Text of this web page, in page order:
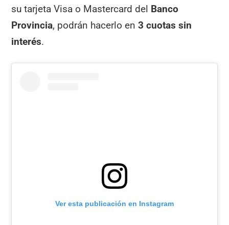
su tarjeta Visa o Mastercard del Banco
Provincia, podrán hacerlo en3 cuotas sin
interés.
Ver esta publicación en Instagram